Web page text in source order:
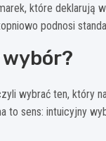
które deklarują
podnosi
wybór?
wybrać ten, który
sens: intuicyjny